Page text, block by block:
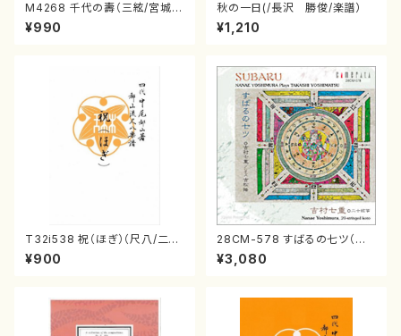
M4268 千代の壽（三絃/宮城道
雄著・宮城宗家監修/三絃楽譜）
¥990
秋の一日(/長沢 勝俊/楽譜）
¥1,210
T32i538 祝（ほぎ）（尺八/二代
池田静山/楽譜）都山流公刊楽譜
曲番:2247
¥900
28CM-578 すばるの七ツ（二
十絃箏/クラリネット/ヴァイオリ
ン/チェロ/吉松 隆：/CD）
¥3,080